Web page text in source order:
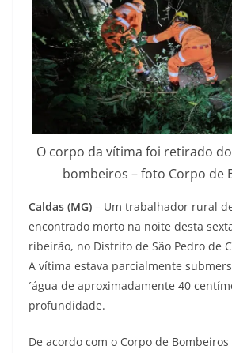
O corpo da vítima foi retirado
bombeiros – foto Corpo de
Caldas (MG) – Um trabalhador rural
encontrado morto na noite desta
ribeirão, no Distrito de São Pedro de
A vítima estava parcialmente
´água de aproximadamente 40
profundidade.
De acordo com o Corpo de